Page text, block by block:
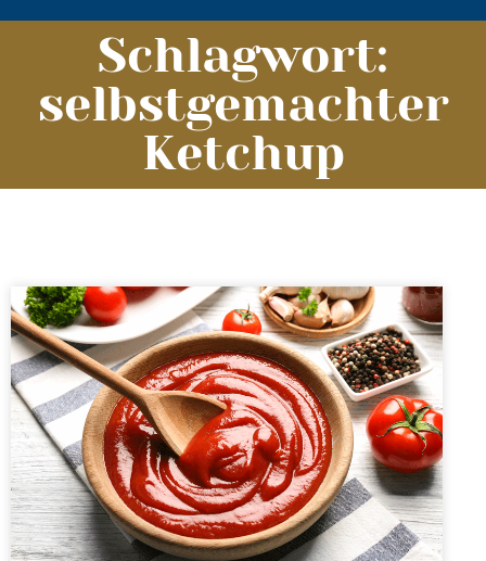
Schlagwort:
selbstgemachter
Ketchup